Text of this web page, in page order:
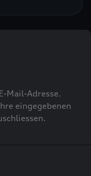
Mail-Adresse.
eingegebenen